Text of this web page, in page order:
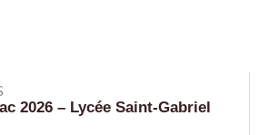
2026 – Lycée Saint-Gabriel